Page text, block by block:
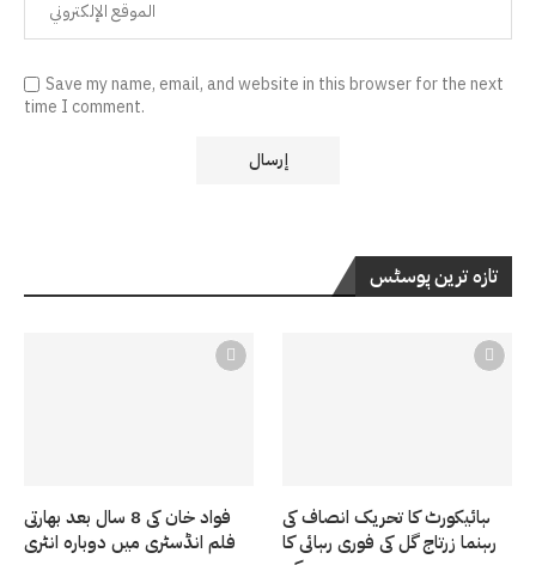
Save my name, email, and website in this browser for the next
time I comment.
تازہ ترین پوسٹس
فواد خان کی 8 سال بعد بھارتی
فلم انڈسٹری میں دوبارہ انٹری
ہائیکورٹ کا تحریک انصاف کی
رہنما زرتاج گل کی فوری رہائی کا